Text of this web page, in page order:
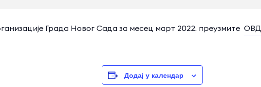
Града Новог Сада за месец март 2022, преузмите
Додај у календар